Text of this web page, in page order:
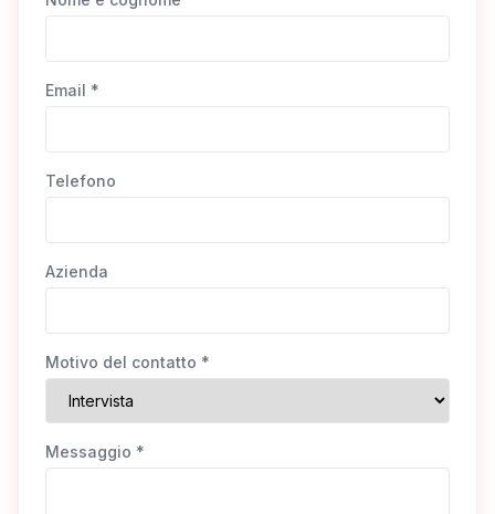
Email *
Telefono
Azienda
Motivo del contatto *
Messaggio *